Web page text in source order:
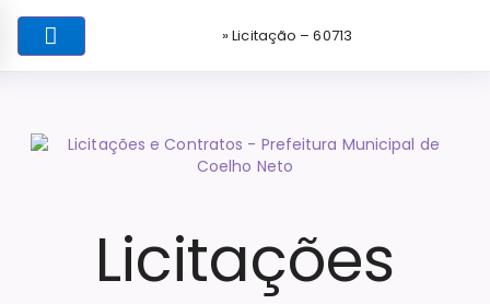
» Licitação – 60713
Licitações